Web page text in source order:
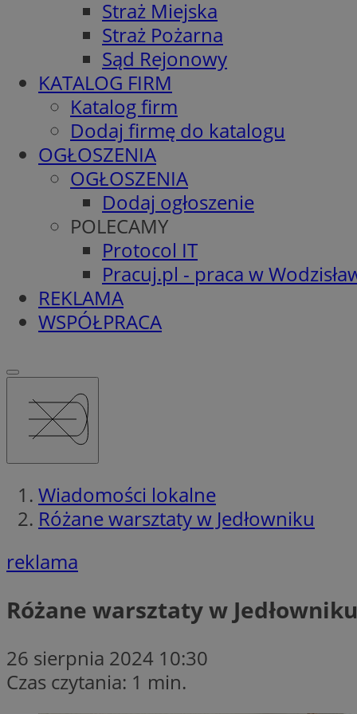
Straż Miejska
Straż Pożarna
Sąd Rejonowy
KATALOG FIRM
Katalog firm
Dodaj firmę do katalogu
OGŁOSZENIA
OGŁOSZENIA
Dodaj ogłoszenie
POLECAMY
Protocol IT
Pracuj.pl - praca w
REKLAMA
WSPÓŁPRACA
Wiadomości lokalne
Różane warsztaty w Jedłowniku
reklama
Różane warsztaty w Jedłowniku
26 sierpnia 2024 10:30
Czas czytania: 1 min.